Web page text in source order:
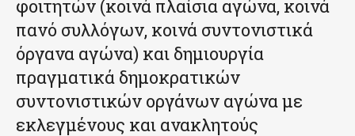
φοιτητών (κοινά πλαίσια αγώνα, κοινά
πανό συλλόγων, κοινά συντονιστικά
όργανα αγώνα) και δημιουργία
πραγματικά δημοκρατικών
συντονιστικών οργάνων αγώνα με
εκλεγμένους και ανακλητούς